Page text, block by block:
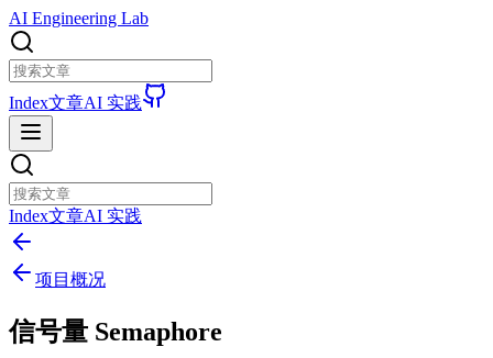
AI Engineering Lab
Index文章AI 实践
Index文章AI 实践
项目概况
信号量 Semaphore